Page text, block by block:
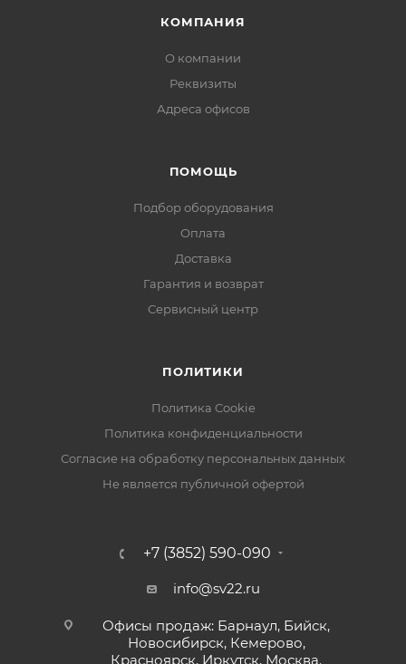
КОМПАНИЯ
О компании
Реквизиты
Адреса офисов
ПОМОЩЬ
Подбор оборудования
Оплата
Доставка
Гарантия и возврат
Сервисный центр
ПОЛИТИКИ
Политика Cookie
Политика конфиденциальности
Согласие на обработку персональных данных
Не является публичной офертой
+7 (3852) 590-090
info@sv22.ru
Офисы продаж: Барнаул, Бийск,
Новосибирск, Кемерово,
Красноярск, Иркутск, Москва.